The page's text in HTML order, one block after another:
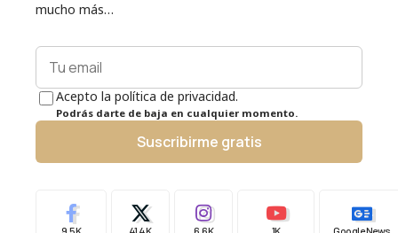
mucho más…
Acepto la política de privacidad.
Podrás darte de baja en cualquier momento.
Suscribirme gratis